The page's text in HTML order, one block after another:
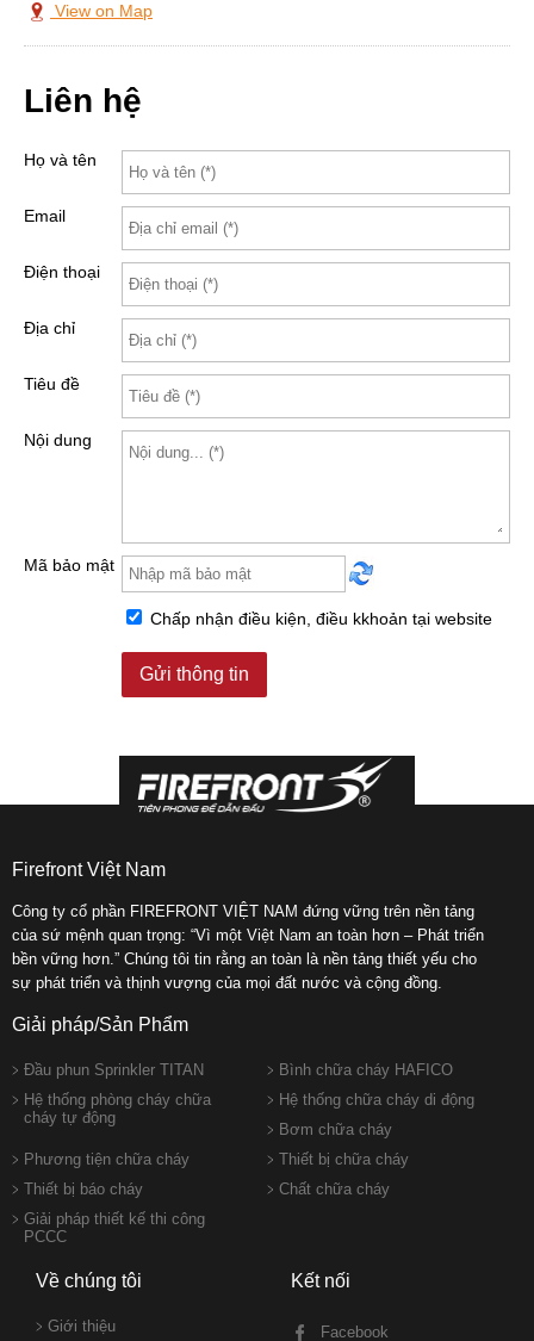
View on Map
Liên hệ
Họ và tên
Email
Điện thoại
Địa chỉ
Tiêu đề
Nội dung
Mã bảo mật
Chấp nhận điều kiện, điều kkhoản tại website
Gửi thông tin
Firefront Việt Nam
Công ty cổ phần FIREFRONT VIỆT NAM đứng vững trên nền tảng
của sứ mệnh quan trọng: “Vì một Việt Nam an toàn hơn – Phát triển
bền vững hơn.” Chúng tôi tin rằng an toàn là nền tảng thiết yếu cho
sự phát triển và thịnh vượng của mọi đất nước và cộng đồng.
Giải pháp/Sản Phẩm
Đầu phun Sprinkler TITAN
Bình chữa cháy HAFICO
Hệ thống phòng cháy chữa
cháy tự động
Hệ thống chữa cháy di động
Bơm chữa cháy
Phương tiện chữa cháy
Thiết bị chữa cháy
Thiết bị báo cháy
Chất chữa cháy
Giải pháp thiết kế thi công
PCCC
Về chúng tôi
Giới thiệu
Kết nối
Facebook